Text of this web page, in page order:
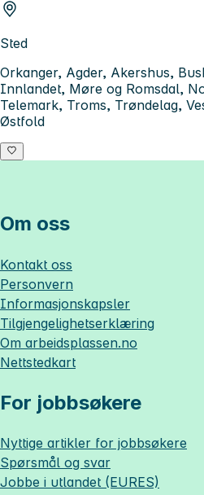
Sted
Orkanger, Agder, Akershus,
Innlandet, Møre og Romsdal,
Telemark, Troms, Trøndelag,
Østfold
Om oss
Kontakt oss
Personvern
Informasjonskapsler
Tilgjengelighetserklæring
Om arbeidsplassen.no
Nettstedkart
For jobbsøkere
Nyttige artikler for jobbsøkere
Spørsmål og svar
Jobbe i utlandet (EURES)